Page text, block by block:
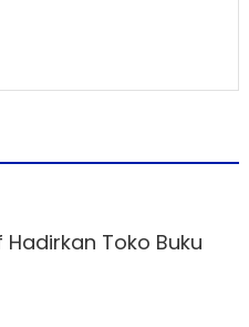
Hadirkan Toko Buku